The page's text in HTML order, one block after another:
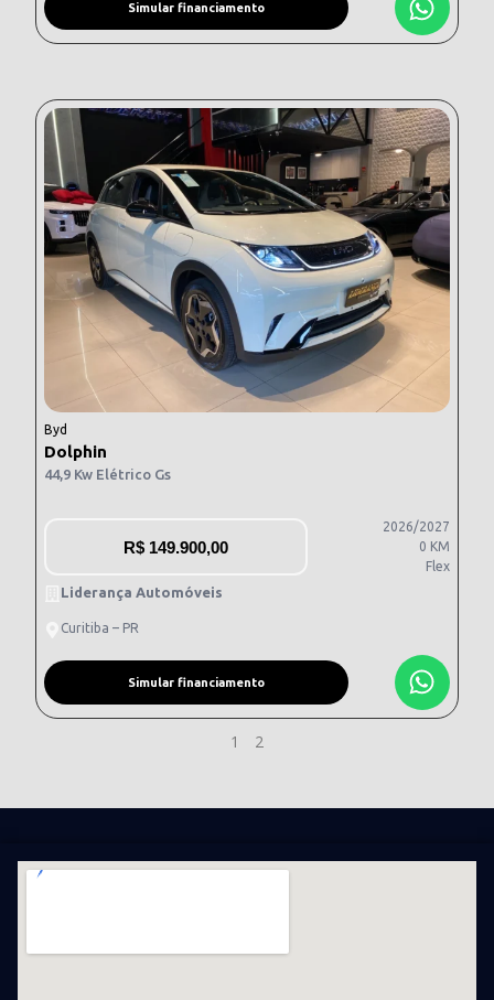
Simular financiamento
Byd
Dolphin
44,9 Kw Elétrico Gs
R$ 149.900,00
2026/2027
0 KM
Flex
Liderança Automóveis
Curitiba – PR
Simular financiamento
1 2